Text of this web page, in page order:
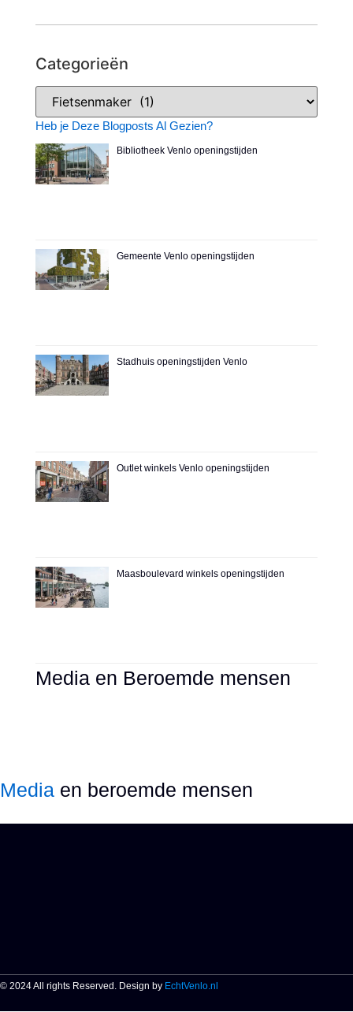
Categorieën
Heb je Deze Blogposts Al Gezien?
Bibliotheek Venlo openingstijden
Gemeente Venlo openingstijden
Stadhuis openingstijden Venlo
Outlet winkels Venlo openingstijden
Maasboulevard winkels openingstijden
Media en Beroemde mensen
Media en beroemde mensen
© 2024 All rights Reserved. Design by EchtVenlo.nl